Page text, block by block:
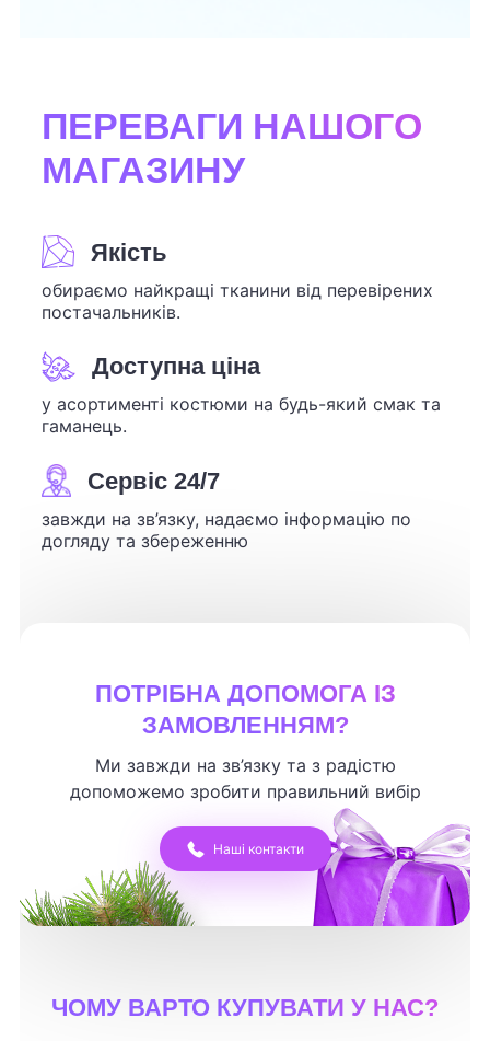
ПЕРЕВАГИ НАШОГО
МАГАЗИНУ
Якість
обираємо найкращі тканини від перевірених
постачальників.
Доступна ціна
у асортименті костюми на будь-який смак та
гаманець.
Сервіс 24/7
завжди на зв’язку, надаємо інформацію по
догляду та збереженню
ПОТРІБНА ДОПОМОГА ІЗ
ЗАМОВЛЕННЯМ?
Ми завжди на зв’язку та з радістю
допоможемо зробити правильний вибір
Наші контакти
ЧОМУ ВАРТО КУПУВАТИ У НАС?